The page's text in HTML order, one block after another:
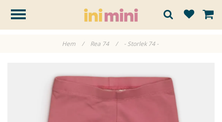
Hem / Rea 74 / - Storlek 74 -